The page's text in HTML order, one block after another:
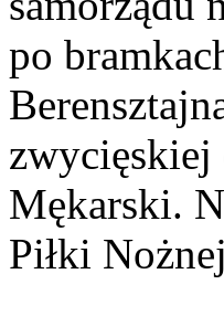
po
zwycięskiej
Mękarski.
Piłki